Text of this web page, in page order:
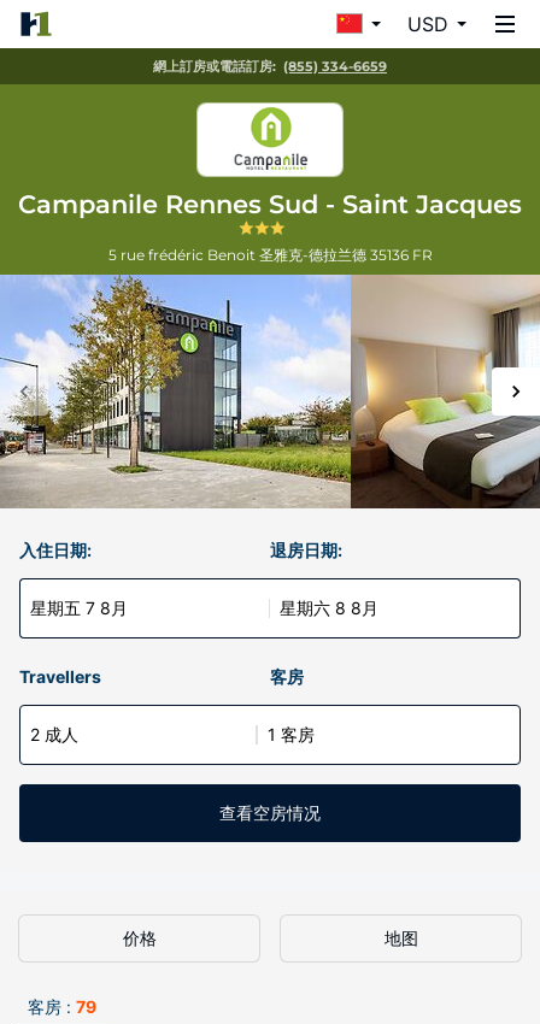
USD
網上訂房或電話訂房: (855) 334-6659
Campanile Rennes Sud - Saint Jacques
5 rue frédéric Benoit 圣雅克-德拉兰德 35136 FR
入住日期:
星期五 7 8月
退房日期:
星期六 8 8月
Travellers 客房
2 成人 1 客房
查看空房情况
价格 地图
客房 : 79